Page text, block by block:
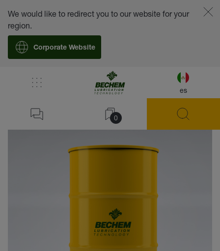
es
0
We would like to redirect you to our website for your
region.
Corporate Website